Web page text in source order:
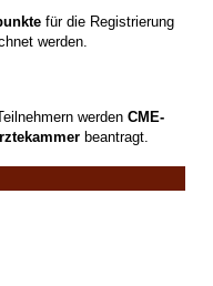
für die Registrierung
werden.
werdenCME-
beantragt.